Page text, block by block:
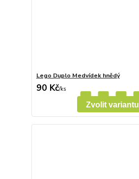
Lego Duplo Medvídek hnědý
90 Kč/ks
Zvolit variantu